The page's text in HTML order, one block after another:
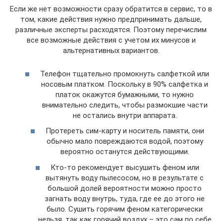
Если же нет возможности сразу обратится в сервис, то в
том, какие действия нужно предпринимать дальше,
различные эксперты расходятся. Поэтому перечислим
все возможные действия с учетом их минусов и
альтернативных вариантов.
Телефон тщательно промокнуть салфеткой или
носовым платком. Поскольку в 90% салфетка и
платок окажутся бумажными, то нужно
внимательно следить, чтобы размокшие части
не остались внутри аппарата.
Протереть сим-карту и носитель памяти, они
обычно мало повреждаются водой, поэтому
вероятно останутся действующими.
Кто-то рекомендует высушить феном или
вытянуть воду пылесосом, но в результате с
большой долей вероятности можно просто
загнать воду внутрь, туда, где ее до этого не
было. Сушить горячим феном категорически